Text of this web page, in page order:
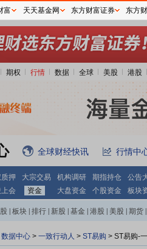
期权 行情 数据 全球 美股 港股
全球财经快讯 行情中
押 大宗交易 机构调研 期指持仓
公告
上会 资金 大盘资金 个股资金 板块
板块 排行 新股 基金 港股 美股 期货
数据中心 > 一致行动人 > ST易购 > ST易购-
富 天天基金网 东方财富证券 东方